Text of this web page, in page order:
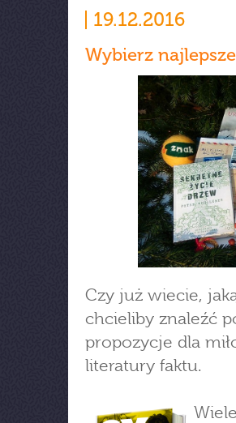
19.12.2016
Wybierz
Czy już wiecie,
chcieliby znaleźć
propozycje dla
literatury faktu.